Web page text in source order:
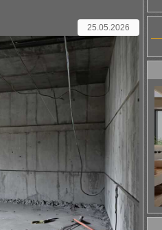
25.05.2026